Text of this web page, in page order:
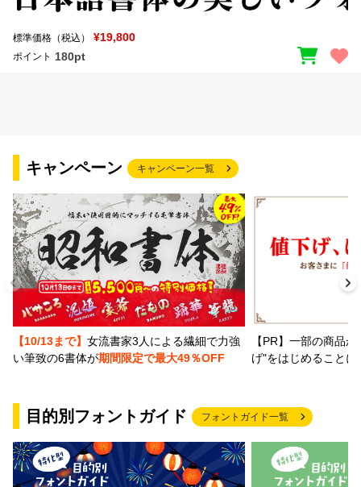
標準価格（税込） ¥19,800
ポイント 180pt
キャンペーン キャンペーン一覧
【10/13まで】 女流書家3人による繊細で力強
い筆致の6書体が期間限定で最大49％OFF
【PR】一部の商品
げ"をはじめること
目的別フォントガイド フォントガイド一覧